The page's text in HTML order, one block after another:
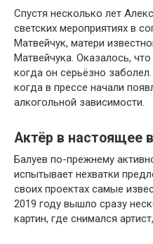
Спустя несколько лет
светских мероприятиях в
Матвейчук, матери
Матвейчука. Оказалось,
когда он серьёзно
когда в прессе начали
алкогольной зависимости.
Актёр в настоящее
Балуев по-прежнему
испытывает нехватки
своих проектах самые
2019 году вышло сразу
картин, где снимался